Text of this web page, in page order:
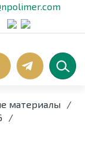
материалы
/
/